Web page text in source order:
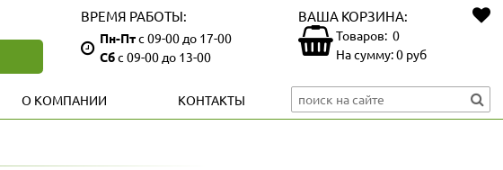
ВРЕМЯ РАБОТЫ:
Пн-Птс 09-00 до 17-00
Сбс 09-00 до 13-00
ВАША КОРЗИНА:
Товаров: 0
На сумму:0 руб
О КОМПАНИИ КОНТАКТЫ